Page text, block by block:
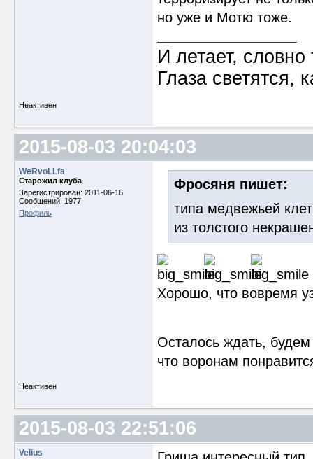
но уже и Мотю тоже.
И летает, словно
Глаза светятся,
Неактивен
2015-08-03 20:04:03
WeRvoLLfa
Старожил клуба
Зарегистрирован: 2011-06-16
Сообщений: 1977
Профиль
Фросяня пишет:
типа медвежьей
из толстого
Хорошо, что вовремя
Осталось ждать,
что воронам
Неактивен
2015-08-03 22:51:06
Velius